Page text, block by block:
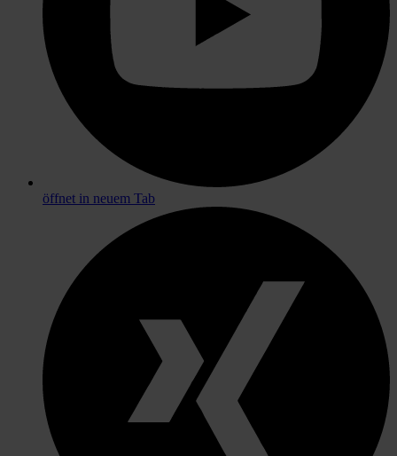
öffnet in neuem Tab